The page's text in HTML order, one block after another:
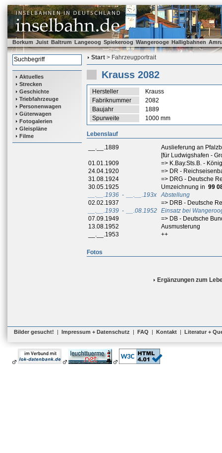
Borkum Juist Baltrum Langeoog Spiekeroog Wangerooge Halligbahnen
Aktuelles
Strecken
Geschichte
Triebfahrzeuge
Personenwagen
Güterwagen
Fotogalerien
Gleispläne
Filme
Start > Fahrzeugportrait
Krauss 2082
Hersteller
Krauss
Fabriknummer
2082
Baujahr
1889
Spurweite
1000 mm
Lebenslauf
__.__.1889
Auslieferung an
[für Ludwigshafen -
01.01.1909
=> K.Bay.Sts.B. -
24.04.1920
=> DR -
31.08.1924
=> DRG - Deutsche
30.05.1925
Umzeichnung in 99
__.__.1936 - __.__.193x
Abstellung
02.02.1937
=> DRB - Deutsche
__.__.1939 - __.08.1952 Einsatz bei
07.09.1949
=> DB - Deutsche
13.08.1952
Ausmusterung
__.__.1953
++
Fotos
Ergänzungen zum
Bilder gesucht! | Impressum + Datenschutz | FAQ | Kontakt | Literatur +